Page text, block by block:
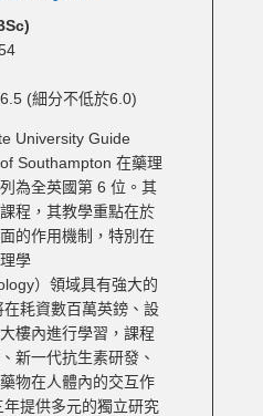
(細分不低於6.0)
University Guide
Southampton 在藥理
為全英國第 6 位。其
程，其教學重點在於
的作用機制，特別在
學
）領域具有強大的
耗資數百萬英鎊、設
樓內進行學習，課程
新一代抗生素研發、
物在人體內的交互作
提供多元的獨立研究